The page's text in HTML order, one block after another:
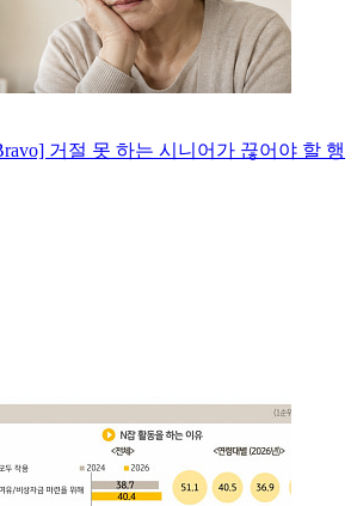
거절 못 하는 시니어가 끊어야 할 행